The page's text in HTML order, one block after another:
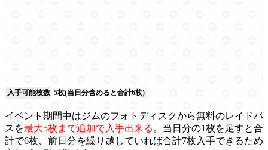
入手可能枚数 5枚(当日分含めると合計6枚)
イベント期間中はジムのフォトディスクから無料のレイドパ
スを最大5枚まで追加で入手出来る 。当日分の1枚を足すと合
計で6枚、前日分を繰り越していれば合計7枚入手できるため